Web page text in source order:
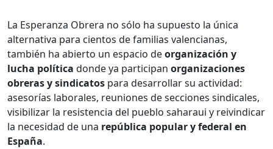
La Esperanza Obrera no sólo ha supuesto la única
alternativa para cientos de familias valencianas,
también ha abierto un espacio deorganización y
lucha política donde ya participan organizaciones
obreras y sindicatos para desarrollar su actividad:
asesorías laborales, reuniones de secciones sindicales,
visibilizar la resistencia del pueblo saharaui y reivindicar
la necesidad de una república popular y federal en
España.